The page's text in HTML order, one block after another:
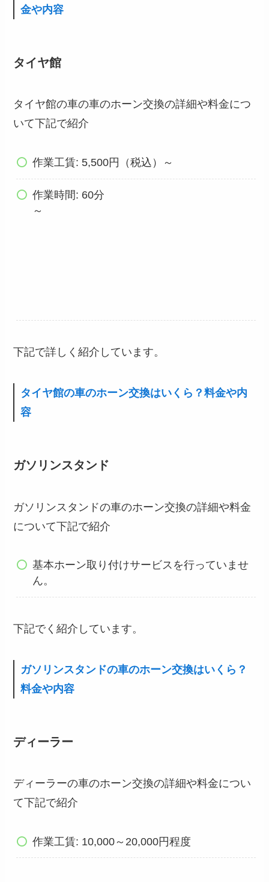
金や内容
タイヤ館
タイヤ館の車の車のホーン交換の詳細や料金につ
いて下記で紹介
作業工賃: 5,500円（税込）～
作業時間: 60分
～
下記で詳しく紹介しています。
タイヤ館の車のホーン交換はいくら？料金や内
容
ガソリンスタンド
ガソリンスタンドの車のホーン交換の詳細や料金
について下記で紹介
基本ホーン取り付けサービスを行っていませ
ん。
下記でく紹介しています。
ガソリンスタンドの車のホーン交換はいくら？
料金や内容
ディーラー
ディーラーの車のホーン交換の詳細や料金につい
て下記で紹介
作業工賃: 10,000～20,000円程度